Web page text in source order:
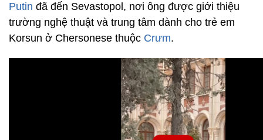
Putin đã đến Sevastopol, nơi ông được giới thiệu
trường nghệ thuật và trung tâm dành cho trẻ em
Korsun ở Chersonese thuộc Crưm.